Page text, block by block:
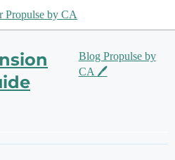
Propulse by CA
Blog Propulse by
CA 🖊️